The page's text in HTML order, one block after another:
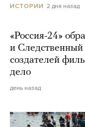
ИСТОРИИ 2 дня назад
«Россия-24»
и Следственный
создателей
дело
день назад